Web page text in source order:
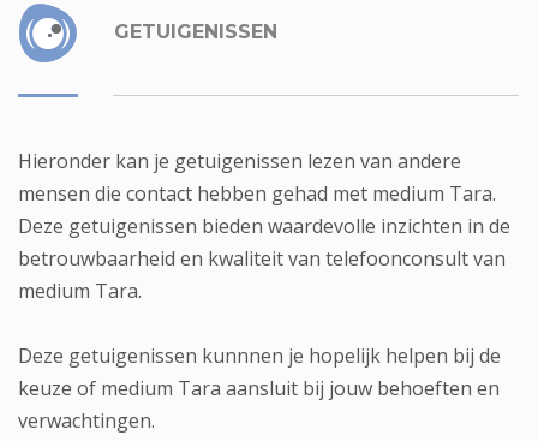
GETUIGENISSEN
Hieronder kan je getuigenissen lezen van andere
mensen die contact hebben gehad met medium Tara.
Deze getuigenissen bieden waardevolle inzichten in de
betrouwbaarheid en kwaliteit van telefoonconsult van
medium Tara.
Deze getuigenissen kunnnen je hopelijk helpen bij de
keuze of medium Tara aansluit bij jouw behoeften en
verwachtingen.